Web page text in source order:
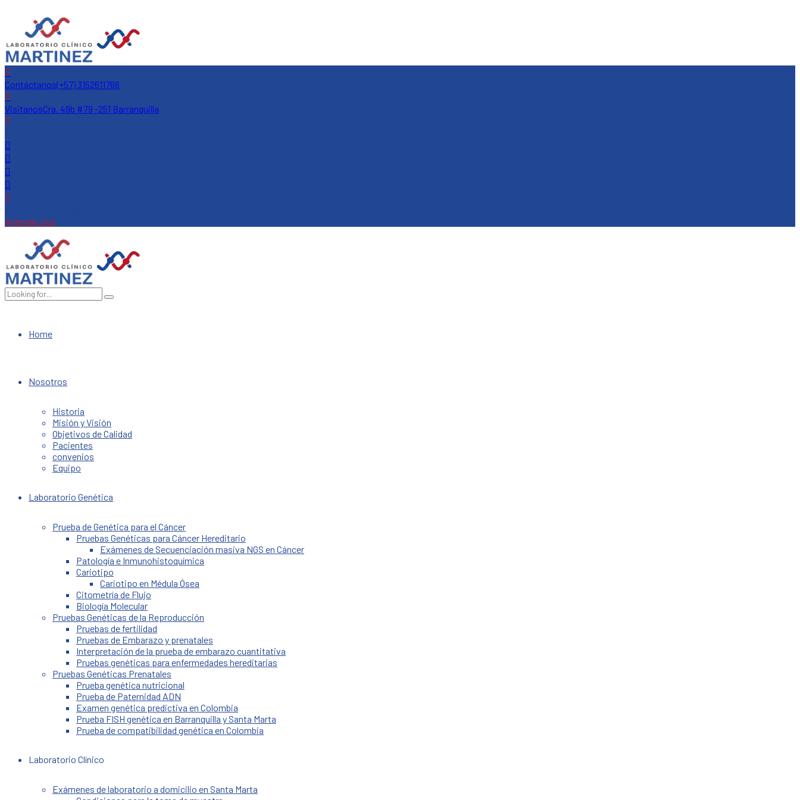
Contáctanos(+57) 3152611766
VisitanosCra. 49b #79 -251 Barranquilla
Agendar cita
Home
Nosotros
Historia
Misión y Visión
Objetivos de Calidad
Pacientes
convenios
Equipo
Laboratorio Genética
Prueba de Genética para el Cáncer
Pruebas Genéticas para Cáncer Hereditario
Exámenes de Secuenciación masiva NGS en Cáncer
Patología e Inmunohistoquímica
Cariotipo
Cariotipo en Médula Ósea
Citometría de Flujo
Biología Molecular
Pruebas Genéticas de la Reproducción
Pruebas de fertilidad
Pruebas de Embarazo y prenatales
Interpretación de la prueba de embarazo cuantitativa
Pruebas genéticas para enfermedades hereditarias
Pruebas Genéticas Prenatales
Prueba genética nutricional
Prueba de Paternidad ADN
Examen genética predictiva en Colombia
Prueba FISH genética en Barranquilla y Santa Marta
Prueba de compatibilidad genética en Colombia
Laboratorio Clínico
Exámenes de laboratorio a domicilio en Santa Marta